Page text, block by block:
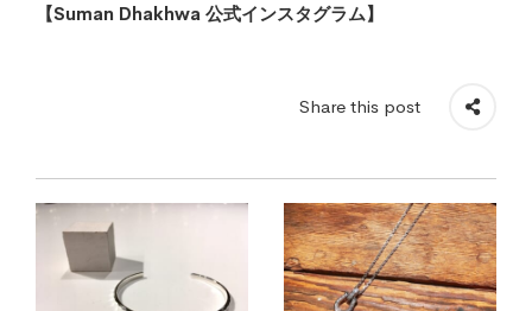
【Suman Dhakhwa 公式インスタグラム】
Share this post